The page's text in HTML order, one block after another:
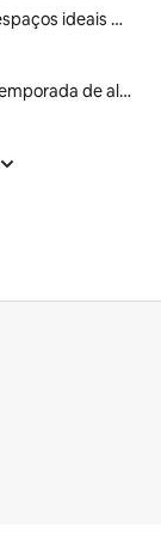
Aluguéis de espaços ideais para famílias
Aluguel por temporada de alojamentos ecológicos